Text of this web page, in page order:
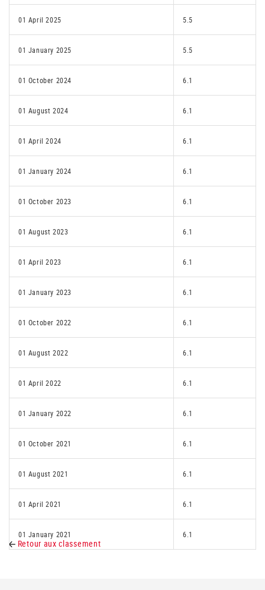
01 April 2025 5.5
01 January 2025 5.5
01 October 2024 6.1
01 August 2024 6.1
01 April 2024 6.1
01 January 2024 6.1
01 October 2023 6.1
01 August 2023 6.1
01 April 2023 6.1
01 January 2023 6.1
01 October 2022 6.1
01 August 2022 6.1
01 April 2022 6.1
01 January 2022 6.1
01 October 2021 6.1
01 August 2021 6.1
01 April 2021 6.1
01 January 2021 6.1
Retour aux classement